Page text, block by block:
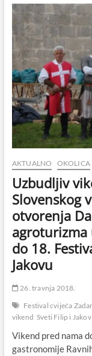
Hrvatskog
košarkaškog
saveza
za
mlade
ponovno
u
Biogradu
AKTUALNO OKOLICA
Uzbudljiv
Slovenskog
otvorenja
agroturizma
do 18.
Jakovu
26. travnja 2018.
Festival cvijeća
vikend Sveti Filip i Jakov
Vikend pred nama
gastronomije